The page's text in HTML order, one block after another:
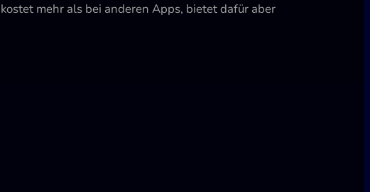
mehr als bei anderen Apps, bietet dafür aber